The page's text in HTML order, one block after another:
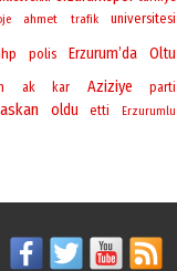
ahmet trafik universitesi
polis Erzurum’da Oltu
ak kar Aziziye parti
oldu etti Erzurumlu